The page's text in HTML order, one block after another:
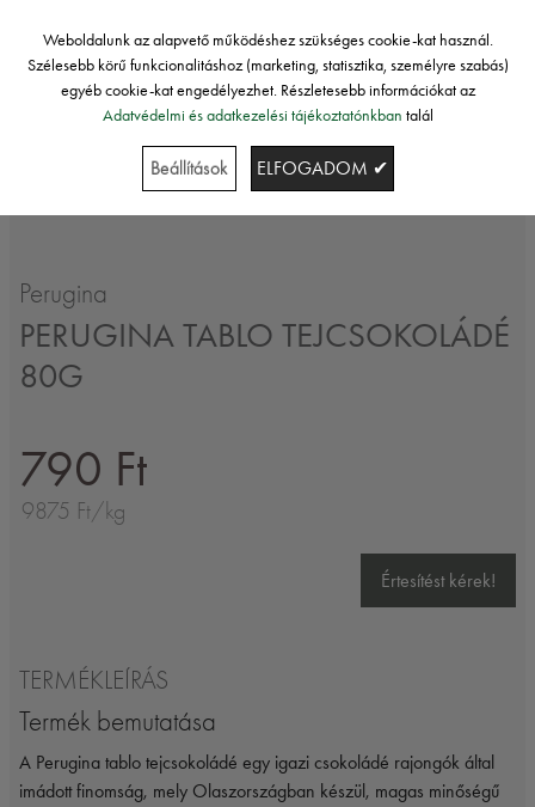
Perugina
PERUGINA TABLO TEJCSOKOLÁDÉ
80G
790 Ft
9875 Ft/kg
Értesítést kérek!
TERMÉKLEÍRÁS
Termék bemutatása
A Perugina tablo tejcsokoládé egy igazi csokoládé rajongók által
imádott finomság, mely Olaszországban készül, magas minőségű
Weboldalunk az alapvető működéshez szükséges cookie-kat használ.
Szélesebb körű funkcionalitáshoz (marketing, statisztika, személyre szabás)
egyéb cookie-kat engedélyezhet. Részletesebb információkat az
Adatvédelmi és adatkezelési tájékoztatónkban talál
Beállítások ELFOGADOM ✔